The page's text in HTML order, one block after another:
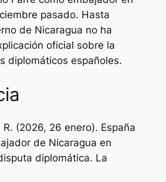
pasado. Hasta
de Nicaragua no ha
oficial sobre la
diplomáticos españoles.
(2026, 26 enero). España
de Nicaragua en
diplomática. La